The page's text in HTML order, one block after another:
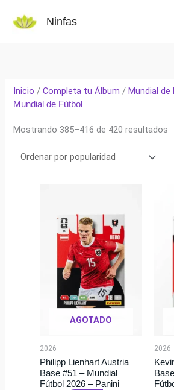
Ninfas
Inicio /Completa tu Álbum / Mundial de
Mundial de Fútbol
Mostrando 385–416 de 420 resultados
AGOTADO
2026
Philipp Lienhart Austria
Base #51 – Mundial
Fútbol 2026 – Panini
2026